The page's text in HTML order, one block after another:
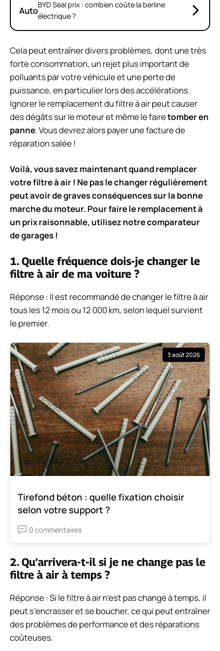
AutoBYD Seal prix : combien coûte la berline
électrique ?
Cela peut entraîner divers problèmes, dont une très
forte consommation, un rejet plus important de
polluants par votre véhicule et une perte de
puissance, en particulier lors des accélérations.
Ignorer le remplacement du filtre à air peut causer
des dégâts sur le moteur et même le fairetomber en
panne. Vous devrez alors payer une facture de
réparation salée !
Voilà, vous savez maintenant quand remplacer
votre filtre à air ! Ne pas le changer régulièrement
peut avoir de graves conséquences sur la bonne
marche du moteur. Pour faire le remplacement à
un prix raisonnable, utilisez notre comparateur
de garages !
1. Quelle fréquence dois-je changer le
filtre à air de ma voiture ?
Réponse : Il est recommandé de changer le filtre à air
tous les 12 mois ou 12 000 km, selon lequel survient
le premier.
3 août 2026
Tirefond béton : quelle fixation choisir
selon votre support ?
0 commentaires
2. Qu’arrivera-t-il si je ne change pas le
filtre à air à temps ?
Réponse : Si le filtre à air n’est pas changé à temps, il
peut s’encrasser et se boucher, ce qui peut entraîner
des problèmes de performance et des réparations
coûteuses.